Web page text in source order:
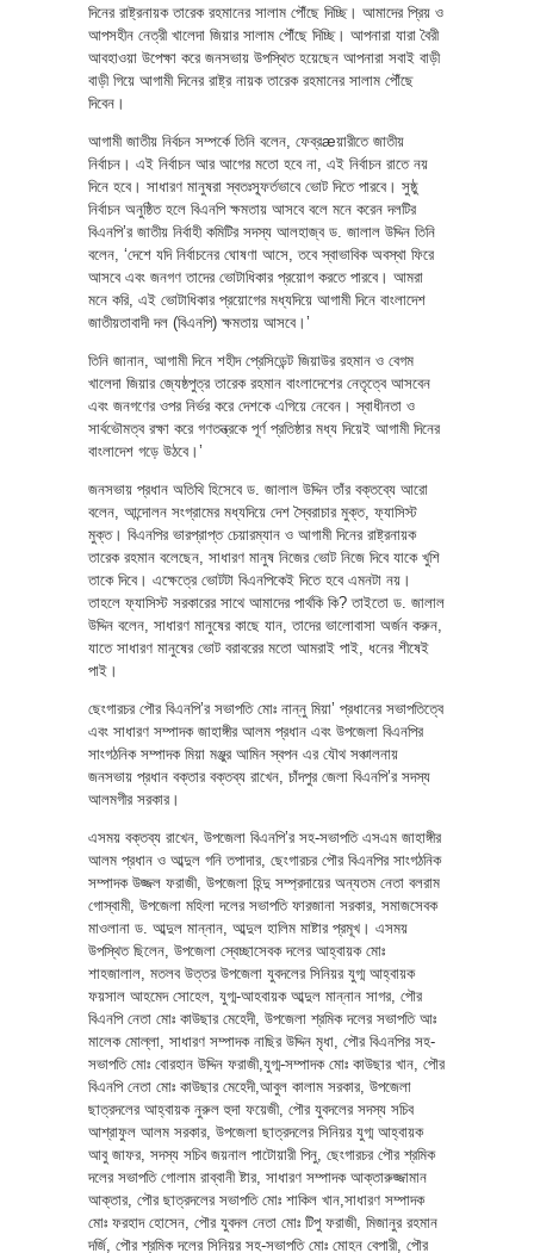
দিনের রাষ্ট্রনায়ক তারেক রহমানের সালাম পৌঁছে দিচ্ছি। আমাদের প্রিয় ও
আপসহীন নেত্রী খালেদা জিয়ার সালাম পৌঁছে দিচ্ছি। আপনারা যারা বৈরী
আবহাওয়া উপেক্ষা করে জনসভায় উপস্থিত হয়েছেন আপনারা সবাই বাড়ী
বাড়ী গিয়ে আগামী দিনের রাষ্ট্র নায়ক তারেক রহমানের সালাম পৌঁছে
দিবেন।
আগামী জাতীয় নির্বচন সম্পর্কে তিনি বলেন, ফেব্রæয়ারীতে জাতীয়
নির্বাচন। এই নির্বাচন আর আগের মতো হবে না, এই নির্বাচন রাতে নয়
দিনে হবে। সাধারণ মানুষরা স্বতঃস্ফূর্তভাবে ভোট দিতে পারবে। সুষ্ঠু
নির্বাচন অনুষ্ঠিত হলে বিএনপি ক্ষমতায় আসবে বলে মনে করেন দলটির
বিএনপি’র জাতীয় নির্বাহী কমিটির সদস্য আলহাজ্ব ড. জালাল উদ্দিন তিনি
বলেন, ‘দেশে যদি নির্বাচনের ঘোষণা আসে, তবে স্বাভাবিক অবস্থা ফিরে
আসবে এবং জনগণ তাদের ভোটাধিকার প্রয়োগ করতে পারবে। আমরা
মনে করি, এই ভোটাধিকার প্রয়োগের মধ্যদিয়ে আগামী দিনে বাংলাদেশ
জাতীয়তাবাদী দল (বিএনপি) ক্ষমতায় আসবে।’
তিনি জানান, আগামী দিনে শহীদ প্রেসিডেন্ট জিয়াউর রহমান ও বেগম
খালেদা জিয়ার জ্যেষ্ঠপুত্র তারেক রহমান বাংলাদেশের নেতৃত্বে আসবেন
এবং জনগণের ওপর নির্ভর করে দেশকে এগিয়ে নেবেন। স্বাধীনতা ও
সার্বভৌমত্ব রক্ষা করে গণতন্ত্রকে পূর্ণ প্রতিষ্ঠার মধ্য দিয়েই আগামী দিনের
বাংলাদেশ গড়ে উঠবে।’
জনসভায় প্রধান অতিথি হিসেবে ড. জালাল উদ্দিন তাঁর বক্তব্যে আরো
বলেন, আন্দোলন সংগ্রামের মধ্যদিয়ে দেশ স্বৈরাচার মুক্ত, ফ্যাসিস্ট
মুক্ত। বিএনপির ভারপ্রাপ্ত চেয়ারম্যান ও আগামী দিনের রাষ্ট্রনায়ক
তারেক রহমান বলেছেন, সাধারণ মানুষ নিজের ভোট নিজে দিবে যাকে খুশি
তাকে দিবে। এক্ষেত্রে ভোটটা বিএনপিকেই দিতে হবে এমনটা নয়।
তাহলে ফ্যাসিস্ট সরকারের সাথে আমাদের পার্থকি কি? তাইতো ড. জালাল
উদ্দিন বলেন, সাধারণ মানুষের কাছে যান, তাদের ভালোবাসা অর্জন করুন,
যাতে সাধারণ মানুষের ভোট বরাবরের মতো আমরাই পাই, ধনের শীষেই
পাই।
ছেংগারচর পৌর বিএনপি’র সভাপতি মোঃ নান্নু মিয়া’ প্রধানের সভাপতিত্বে
এবং সাধারণ সম্পাদক জাহাঙ্গীর আলম প্রধান এবং উপজেলা বিএনপির
সাংগঠনিক সম্পাদক মিয়া মঞ্জুর আমিন স্বপন এর যৌথ সঞ্চালনায়
জনসভায় প্রধান বক্তার বক্তব্য রাখেন, চাঁদপুর জেলা বিএনপি’র সদস্য
আলমগীর সরকার।
এসময় বক্তব্য রাখেন, উপজেলা বিএনপি’র সহ-সভাপতি এসএম জাহাঙ্গীর
আলম প্রধান ও আব্দুল গনি তপাদার, ছেংগারচর পৌর বিএনপির সাংগঠনিক
সম্পাদক উজ্জল ফরাজী, উপজেলা হিন্দু সম্প্রদায়ের অন্যতম নেতা বলরাম
গোস্বামী, উপজেলা মহিলা দলের সভাপতি ফারজানা সরকার, সমাজসেবক
মাওলানা ড. আব্দুল মান্নান, আব্দুল হালিম মাষ্টার প্রমূখ। এসময়
উপস্থিত ছিলেন, উপজেলা স্বেচ্ছাসেবক দলের আহ্বায়ক মোঃ
শাহজালাল, মতলব উত্তর উপজেলা যুবদলের সিনিয়র যুগ্ম আহ্বায়ক
ফয়সাল আহমেদ সোহেল, যুগ্ম-আহবায়ক আব্দুল মান্নান সাগর, পৌর
বিএনপি নেতা মোঃ কাউছার মেহেদী, উপজেলা শ্রমিক দলের সভাপতি আঃ
মালেক মোল্লা, সাধারণ সম্পাদক নাছির উদ্দিন মৃধা, পৌর বিএনপির সহ-
সভাপতি মোঃ বোরহান উদ্দিন ফরাজী,যুগ্ম-সম্পাদক মোঃ কাউছার খান, পৌর
বিএনপি নেতা মোঃ কাউছার মেহেদী,আবুল কালাম সরকার, উপজেলা
ছাত্রদলের আহ্বায়ক নুরুল হুদা ফয়েজী, পৌর যুবদলের সদস্য সচিব
আশ্রাফুল আলম সরকার, উপজেলা ছাত্রদলের সিনিয়র যুগ্ম আহ্বায়ক
আবু জাফর, সদস্য সচিব জয়নাল পাটোয়ারী পিনু, ছেংগারচর পৌর শ্রমিক
দলের সভাপতি গোলাম রাব্বানী ষ্টার, সাধারণ সম্পাদক আক্তারুজ্জামান
আক্তার, পৌর ছাত্রদলের সভাপতি মোঃ শাকিল খান,সাধারণ সম্পাদক
মোঃ ফরহাদ হোসেন, পৌর যুবদল নেতা মোঃ টিপু ফরাজী, মিজানুর রহমান
দর্জি, পৌর শ্রমিক দলের সিনিয়র সহ-সভাপতি মোঃ মোহন বেপারী, পৌর